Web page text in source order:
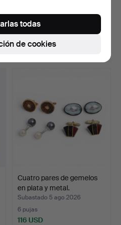
Cadaqués.
Subastado 6 ago 2026
8 pujas
Cuatro pares de gemelos
en plata y metal.
Subastado 5 ago 2026
6 pujas
116 USD
de cookies
todas